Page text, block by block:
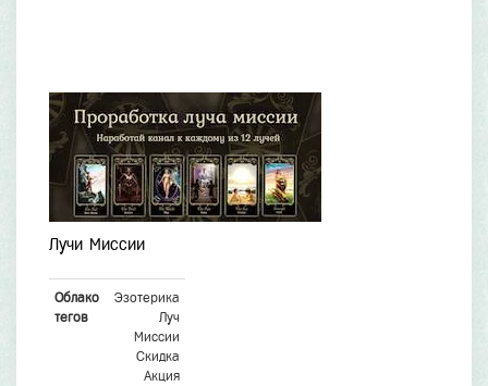
Лучи Миссии
Облако
тегов
Эзотерика
Луч
Миссии
Скидка
Акция